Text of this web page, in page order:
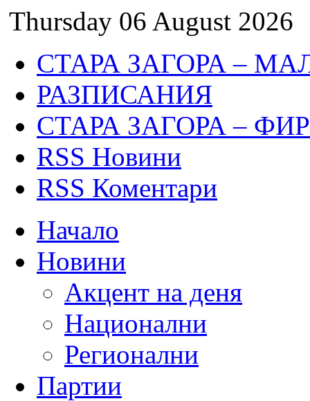
Thursday 06 August 2026
СТАРА ЗАГОРА –
РАЗПИСАНИЯ
СТАРА ЗАГОРА –
RSS Новини
RSS Коментари
Начало
Новини
Акцент на деня
Национални
Регионални
Партии